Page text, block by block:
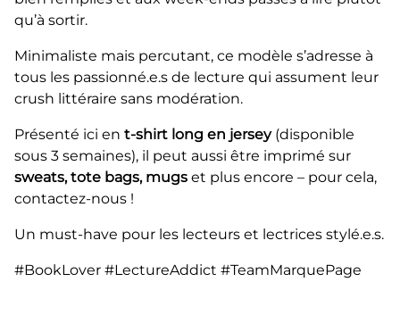
qu’à sortir.
Minimaliste mais percutant, ce modèle s’adresse à
tous les passionné.e.s de lecture qui assument leur
crush littéraire sans modération.
Présenté ici en t-shirt long en jersey(disponible
sous 3 semaines), il peut aussi être imprimé sur
sweats, tote bags, mugs et plus encore – pour cela,
contactez-nous !
Un must-have pour les lecteurs et lectrices stylé.e.s.
#BookLover #LectureAddict #TeamMarquePage